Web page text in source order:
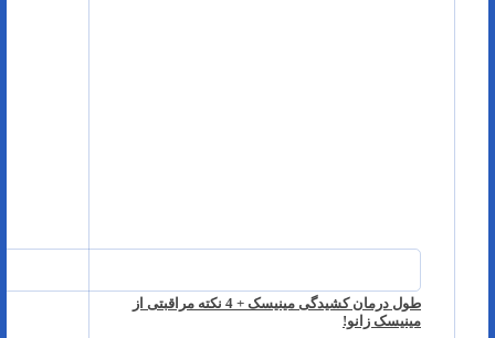
طول درمان کشیدگی مینیسک + 4 نکته مراقبتی از
مینیسک زانو!